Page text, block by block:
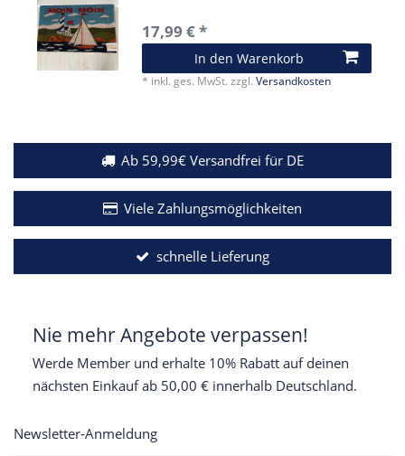
17,99 € *
In den Warenkorb
* inkl. ges. MwSt. zzgl.Versandkosten
Ab 59,99€ Versandfrei für DE
Viele Zahlungsmöglichkeiten
schnelle Lieferung
Nie mehr Angebote verpassen!
Werde Member und erhalte 10% Rabatt auf deinen
nächsten Einkauf ab 50,00 € innerhalb Deutschland.
Newsletter-Anmeldung